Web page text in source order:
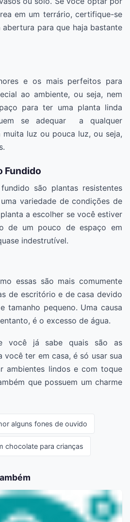
em um terrário, certifique-se
para que haja bastante
e os mais perfeitos para
ao ambiente, ou seja, nem
para ter uma planta linda
se adequar a qualquer
luz ou pouca luz, ou seja,
Fundido
são plantas resistentes
variedade de condições de
a escolher se você estiver
de um pouco de espaço em
indestrutível.
essas são mais comumente
de escritório e de casa devido
tamanho pequeno. Uma causa
é o excesso de água.
você já sabe quais são as
você ter em casa, é só usar sua
ambientes lindos e com toque
que possuem um charme
alguns fones de ouvido
chocolate para crianças